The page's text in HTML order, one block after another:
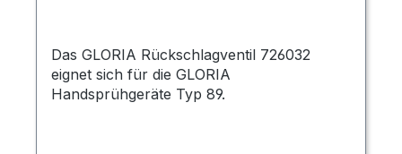
Das GLORIA Rückschlagventil 726032
eignet sich für die GLORIA
Handsprühgeräte Typ 89.